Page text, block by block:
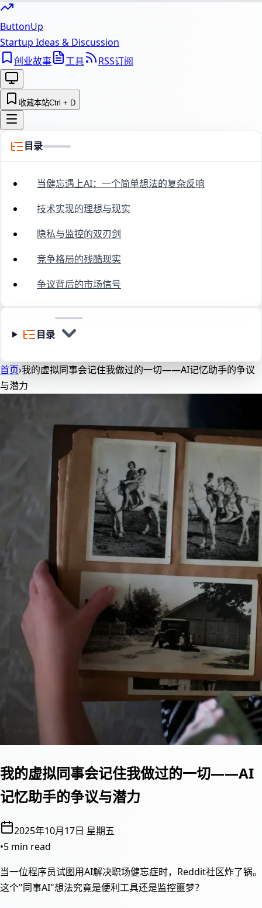
ButtonUp
Startup Ideas & Discussion
创业故事
工具 RSS订阅
收藏本站Ctrl + D
目录
当健忘遇上AI：一个简单想法的复杂反响
技术实现的理想与现实
隐私与监控的双刃剑
竞争格局的残酷现实
争议背后的市场信号
目录
首页›我的虚拟同事会记住我做过的一切——AI记忆助手的争议
与潜力
我的虚拟同事会记住我做过的一切——AI
记忆助手的争议与潜力
2025年10月17日 星期五
•5 min read
当一位程序员试图用AI解决职场健忘症时，Reddit社区炸了锅。
这个"同事AI"想法究竟是便利工具还是监控噩梦？